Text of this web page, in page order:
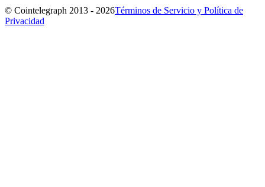
© Cointelegraph 2013 - 2026Términos de Servicio y Política de
Privacidad